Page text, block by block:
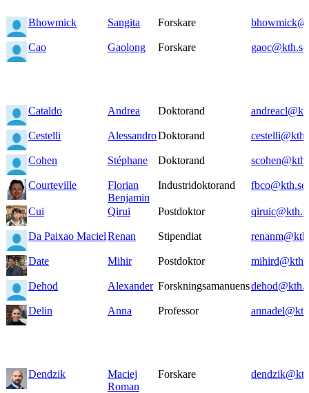
Bhowmick Sangita Forskare
Cao Gaolong Forskare gaoc@kth.se
Cataldo Andrea Doktorand
Cestelli AlessandroDoktorand
Cohen Stéphane Doktorand
Courteville
Florian
Benjamin
Industridoktorand fbco@kth.se
Cui Qirui Postdoktor
Da Paixao MacielRenan Stipendiat
Date Mihir Postdoktor
Dehod Alexander Forskningsamanuens
Delin Anna Professor
Dendzik
Maciej
Roman
Forskare